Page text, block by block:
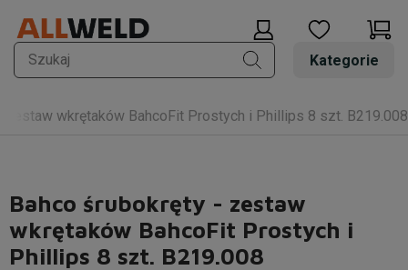
Kategorie
zestaw wkrętaków BahcoFit Prostych i Phillips 8 szt. B219.008
Bahco śrubokręty - zestaw
wkrętaków BahcoFit Prostych i
Phillips 8 szt. B219.008